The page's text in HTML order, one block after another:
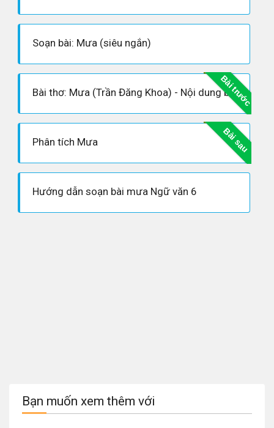
Soạn bài: Mưa (siêu ngắn)
Bài trước
Bài thơ: Mưa (Trần Đăng Khoa) - Nội dung bài thơ, Hoàn cảnh sáng tác, Dàn ý phân tích tác phẩm
Bài sau
Phân tích Mưa
Hướng dẫn soạn bài mưa Ngữ văn 6
Bạn muốn xem thêm với